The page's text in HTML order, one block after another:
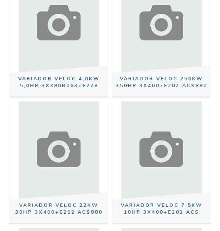
VARIADOR VELOC 4,0KW
5,0HP 3X380B063+F278
VARIADOR VELOC 250KW
350HP 3X400+E202 ACS880
VARIADOR VELOC 22KW
30HP 3X400+E202 ACS880
VARIADOR VELOC 7,5KW
10HP 3X400+E202 ACS